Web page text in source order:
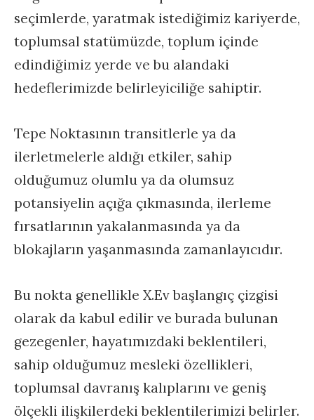
seçimlerde, yaratmak istediğimiz kariyerde,
toplumsal statümüzde, toplum içinde
edindiğimiz yerde ve bu alandaki
hedeflerimizde belirleyiciliğe sahiptir.
Tepe Noktasının transitlerle ya da
ilerletmelerle aldığı etkiler, sahip
olduğumuz olumlu ya da olumsuz
potansiyelin açığa çıkmasında, ilerleme
fırsatlarının yakalanmasında ya da
blokajların yaşanmasında zamanlayıcıdır.
Bu nokta genellikle X.Ev başlangıç çizgisi
olarak da kabul edilir ve burada bulunan
gezegenler, hayatımızdaki beklentileri,
sahip olduğumuz mesleki özellikleri,
toplumsal davranış kalıplarını ve geniş
ölçekli ilişkilerdeki beklentilerimizi belirler.